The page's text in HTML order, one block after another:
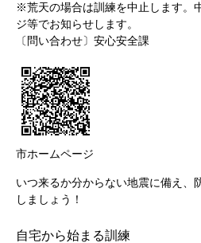
※荒天の場合は訓練を中止します。
ジ等でお知らせします。
〔問い合わせ〕安心安全課
市ホームページ
いつ来るか分からない地震に備え、
しましょう！
自宅から始まる訓練